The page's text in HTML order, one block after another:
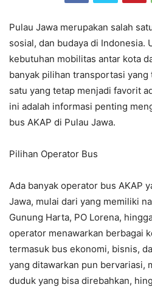
Pulau Jawa merupakan salah
sosial, dan budaya di Indonesia.
kebutuhan mobilitas antar kota
banyak pilihan transportasi yang
satu yang tetap menjadi favorit
ini adalah informasi penting
bus AKAP di Pulau Jawa.
Pilihan Operator Bus
Ada banyak operator bus AKAP
Jawa, mulai dari yang memiliki
Gunung Harta, PO Lorena,
operator menawarkan berbagai
termasuk bus ekonomi, bisnis,
yang ditawarkan pun bervariasi,
duduk yang bisa direbahkan,